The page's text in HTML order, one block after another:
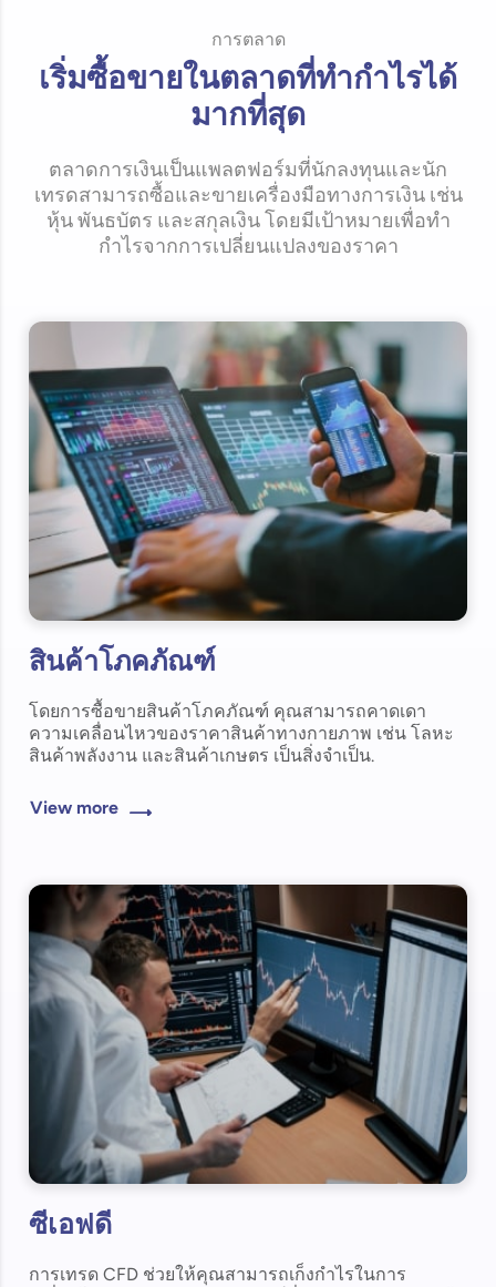
การตลาด
เริ่มซื้อขายในตลาดที่ทำกำไรได้
มากที่สุด
ตลาดการเงินเป็นแพลตฟอร์มที่นักลงทุนและนัก
เทรดสามารถซื้อและขายเครื่องมือทางการเงิน เช่น
หุ้น พันธบัตร และสกุลเงิน โดยมีเป้าหมายเพื่อทำ
กำไรจากการเปลี่ยนแปลงของราคา
สินค้าโภคภัณฑ์
โดยการซื้อขายสินค้าโภคภัณฑ์ คุณสามารถคาดเดา
ความเคลื่อนไหวของราคาสินค้าทางกายภาพ เช่น โลหะ
สินค้าพลังงาน และสินค้าเกษตร เป็นสิ่งจำเป็น.
View more
ซีเอฟดี
การเทรด CFD ช่วยให้คุณสามารถเก็งกำไรในการ